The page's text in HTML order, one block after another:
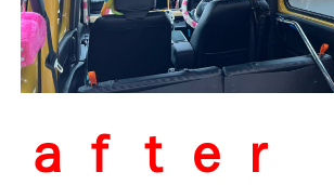
ａｆｔｅｒ